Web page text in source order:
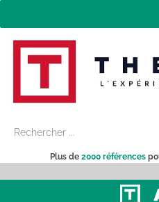
Plus de 2000 références